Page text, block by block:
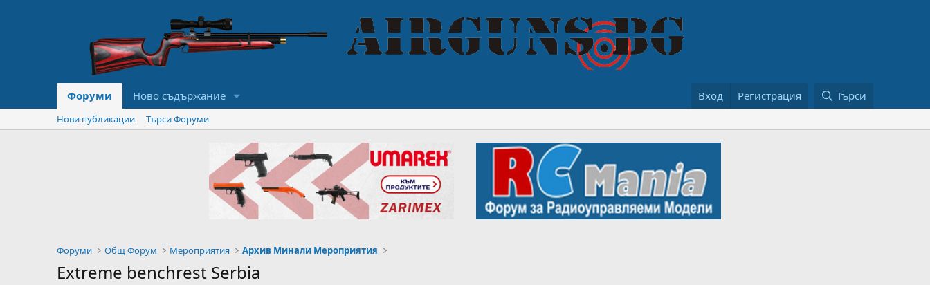
Форуми Ново съдържание Вход Регистрация Търси
Нови публикации Търси Форуми
Форуми Общ Форум Мероприятия Архив Минали Мероприятия
Extreme benchrest Serbia